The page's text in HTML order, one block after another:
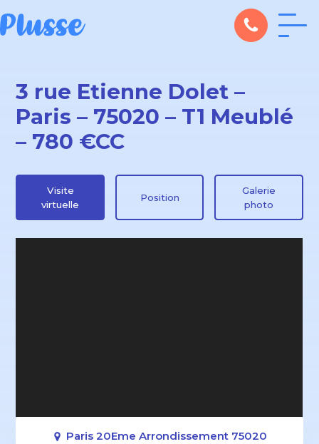
3 rue Etienne Dolet –
Paris – 75020 – T1 Meublé
– 780 €CC
Visite
virtuelle
Position
Galerie
photo
Paris 20Eme Arrondissement 75020